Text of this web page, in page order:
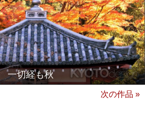
一切経も秋
次の作品 »